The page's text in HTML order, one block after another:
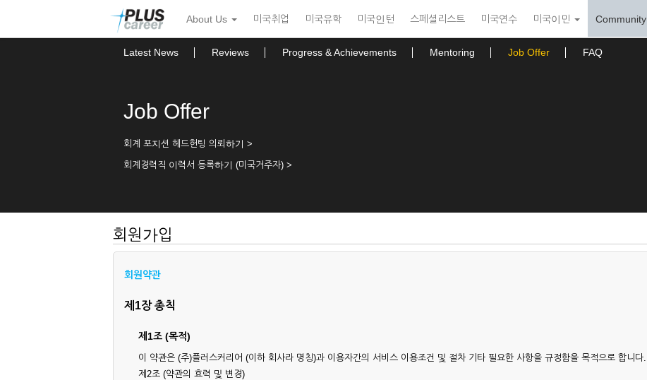
뉴
토
About Us 미국취업 미국유학 미국인턴 스페셜리스트 미국연수 미국이민 Community
Latest News Reviews Progress & Achievements Mentoring Job Offer FAQ
Job Offer
회계 포지션 헤드헌팅 의뢰하기 >
회계경력직 이력서 등록하기 (미국거주자) >
회원가입
회원약관
제1장 총칙
제1조 (목적)
이 약관은 (주)플러스커리어 (이하 회사라 명칭)과 이용자간의 서비스 이용조건 및 절차 기타 필요한 사항을 규정함을 목적으로 합니다.
제2조 (약관의 효력 및 변경)